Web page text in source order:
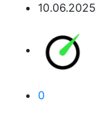
10.06.2025
0